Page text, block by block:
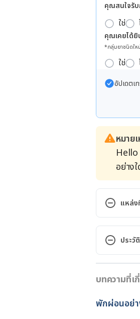
คุณสนใจรั
ใช่
คุณเคยได้ยิ
*กลุ่มยาชนิดใหม่
ใช่
อัปเดตเ
หมาย
Hello
อย่าง
แหล่ง
This
https://
https://
3
https://
ประวัติ
05/
เขีย
ตรว
บทความที่เ
พักผ่อนอย่า